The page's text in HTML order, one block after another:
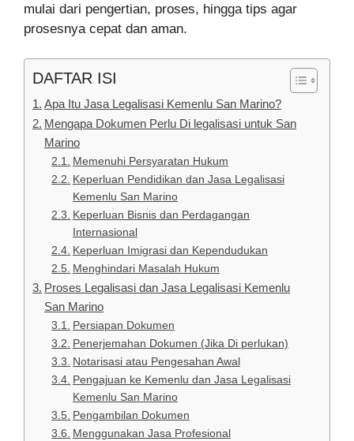
mulai dari pengertian, proses, hingga tips agar
prosesnya cepat dan aman.
DAFTAR ISI
Apa Itu Jasa Legalisasi Kemenlu San Marino?
Mengapa Dokumen Perlu Di legalisasi untuk San
Marino
Memenuhi Persyaratan Hukum
Keperluan Pendidikan dan Jasa Legalisasi
Kemenlu San Marino
Keperluan Bisnis dan Perdagangan
Internasional
Keperluan Imigrasi dan Kependudukan
Menghindari Masalah Hukum
Proses Legalisasi dan Jasa Legalisasi Kemenlu
San Marino
Persiapan Dokumen
Penerjemahan Dokumen (Jika Di perlukan)
Notarisasi atau Pengesahan Awal
Pengajuan ke Kemenlu dan Jasa Legalisasi
Kemenlu San Marino
Pengambilan Dokumen
Menggunakan Jasa Profesional